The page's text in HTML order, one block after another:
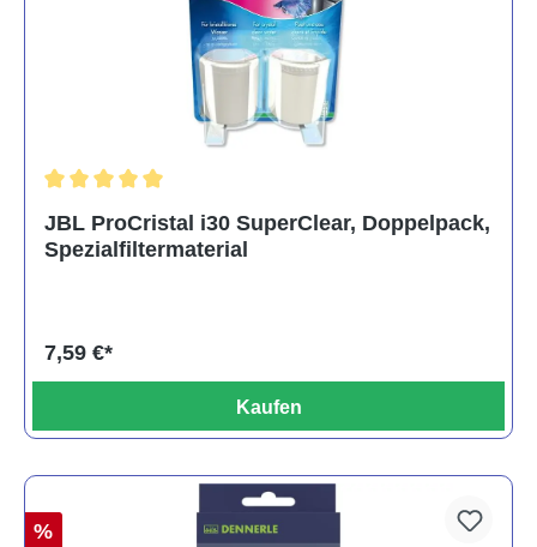
JBL ProCristal i30 SuperClear, Doppelpack,
Spezialfiltermaterial
7,59 €*
Kaufen
%